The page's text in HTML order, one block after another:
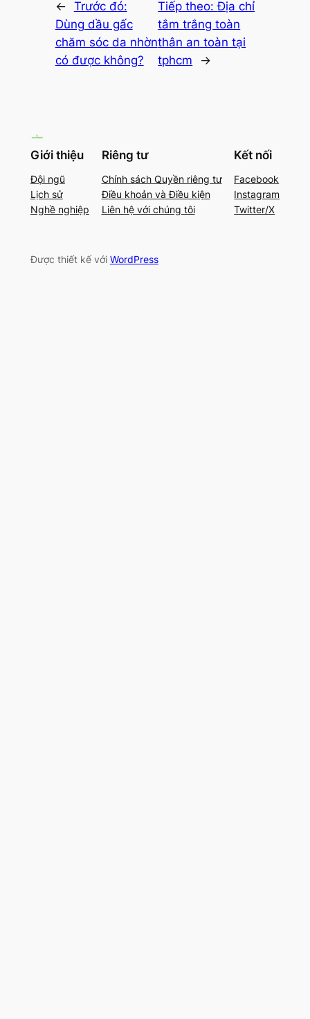
← Trước đó:
Dùng dầu gấc
chăm sóc da nhờn
có được không?
Tiếp theo:Địa chỉ
tắm trắng toàn
thân an toàn tại
tphcm
→
Giới thiệu
Đội ngũ
Lịch sử
Nghề nghiệp
Riêng tư
Chính sách Quyền riêng tư
Điều khoản và Điều kiện
Liên hệ với chúng tôi
Kết nối
Facebook
Instagram
Twitter/X
Được thiết kế với WordPress